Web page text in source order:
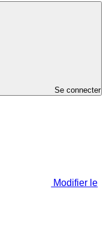
Se connecter
Modifier le